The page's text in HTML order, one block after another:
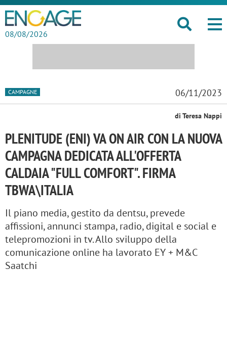
08/08/2026
CAMPAGNE 06/11/2023
di Teresa Nappi
PLENITUDE (ENI) VA ON AIR CON LA NUOVA
CAMPAGNA DEDICATA ALL'OFFERTA
CALDAIA "FULL COMFORT". FIRMA
TBWA\ITALIA
Il piano media, gestito da dentsu, prevede
affissioni, annunci stampa, radio, digital e social e
telepromozioni in tv. Allo sviluppo della
comunicazione online ha lavorato EY + M&C
Saatchi